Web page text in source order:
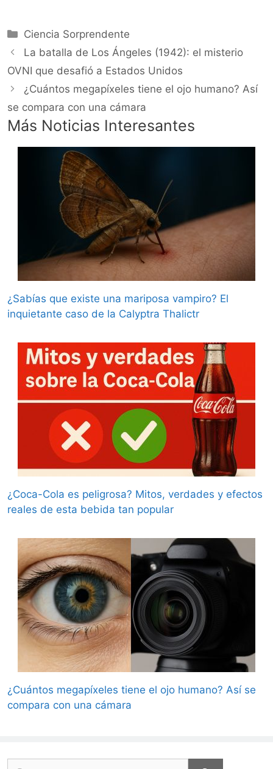
Categorías
Ciencia Sorprendente
La batalla de Los Ángeles (1942): el misterio
OVNI que desafió a Estados Unidos
¿Cuántos megapíxeles tiene el ojo humano? Así
se compara con una cámara
Más Noticias Interesantes
¿Sabías que existe una mariposa vampiro? El
inquietante caso de la Calyptra Thalictr
¿Coca-Cola es peligrosa? Mitos, verdades y efectos
reales de esta bebida tan popular
¿Cuántos megapíxeles tiene el ojo humano? Así se
compara con una cámara
Buscar: